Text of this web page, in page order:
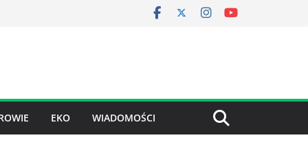
EKO WIADOMOŚCI